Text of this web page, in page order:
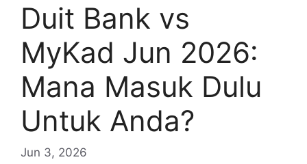
Duit Bank vs
MyKad Jun 2026:
Mana Masuk Dulu
Untuk Anda?
Jun 3, 2026